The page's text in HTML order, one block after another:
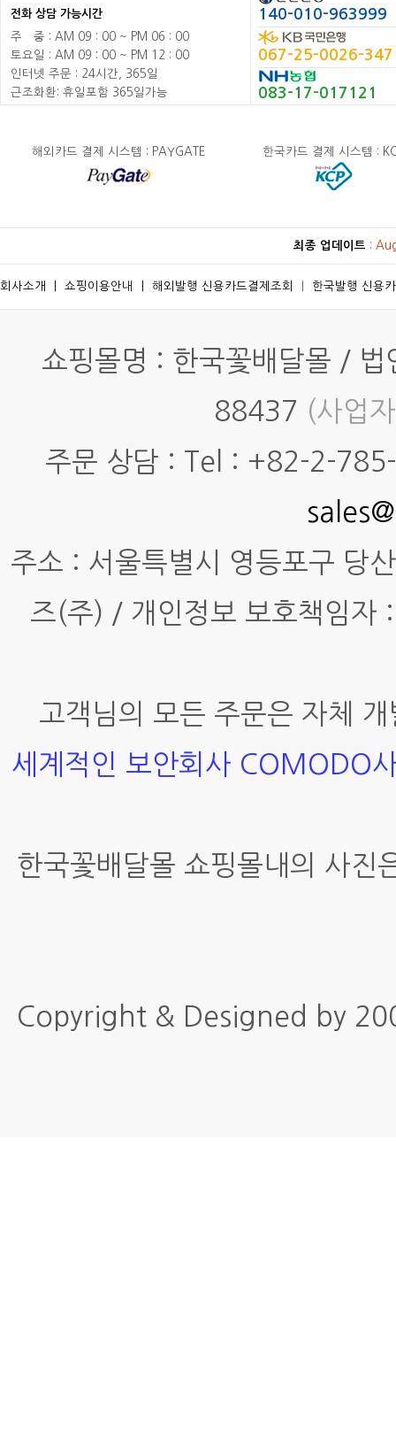
전화 상담 가능시간
주
중 : AM 09 : 00 ~ PM 06 : 00
토요일 : AM 09 : 00 ~ PM 12 : 00
인터넷 주문 : 24시간, 365일
근조화환: 휴일포함 365일가능
140-010-963999
067-25-0026-347
083-17-017121
해외카드 결제 시스템 : PAYGATE 한국카드 결제 시스템 :
최종 업데이트 :
회사소개 쇼핑이용안내 해외발행 신용카드결제조회 한국발행 신용
쇼핑몰명 : 한국꽃배달몰 /
88437 (사업
주문 상담 : Tel : +82-2-
주소 : 서울특별시 영등포구 당
즈(주) / 개인정보 보호책임
고객님의 모든 주문은 자체
세계적인 보안회사 COMODO
한국꽃배달몰 쇼핑몰내의 사진
Copyright & Designed by